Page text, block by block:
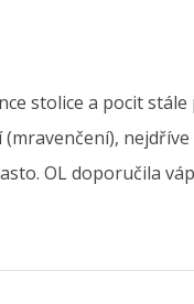
stolice a pocit
OL doporučila